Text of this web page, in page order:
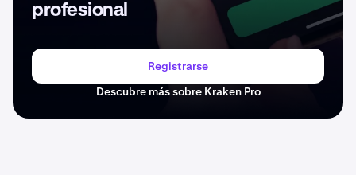
profesional
Registrarse
Descubre más sobre Kraken Pro